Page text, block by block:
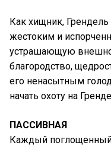
Как хищник,
жестоким и
устрашающую
благородство,
его ненасытным
начать охоту на
ПАССИВНАЯ
Каждый поглощенный